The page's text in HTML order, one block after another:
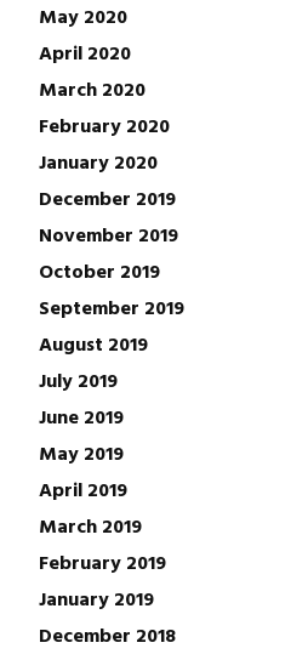
May 2020
April 2020
March 2020
February 2020
January 2020
December 2019
November 2019
October 2019
September 2019
August 2019
July 2019
June 2019
May 2019
April 2019
March 2019
February 2019
January 2019
December 2018